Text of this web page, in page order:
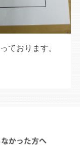
ております。